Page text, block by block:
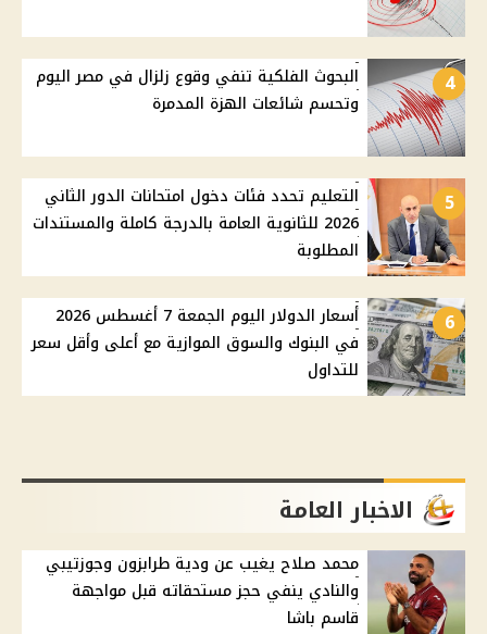
4
البحوث الفلكية تنفي وقوع زلزال في مصر اليوم
وتحسم شائعات الهزة المدمرة
5
التعليم تحدد فئات دخول امتحانات الدور الثاني
2026 للثانوية العامة بالدرجة كاملة والمستندات
المطلوبة
6
أسعار الدولار اليوم الجمعة 7 أغسطس 2026
في البنوك والسوق الموازية مع أعلى وأقل سعر
للتداول
الاخبار العامة
محمد صلاح يغيب عن ودية طرابزون وجوزتيبي
والنادي ينفي حجز مستحقاته قبل مواجهة
قاسم باشا